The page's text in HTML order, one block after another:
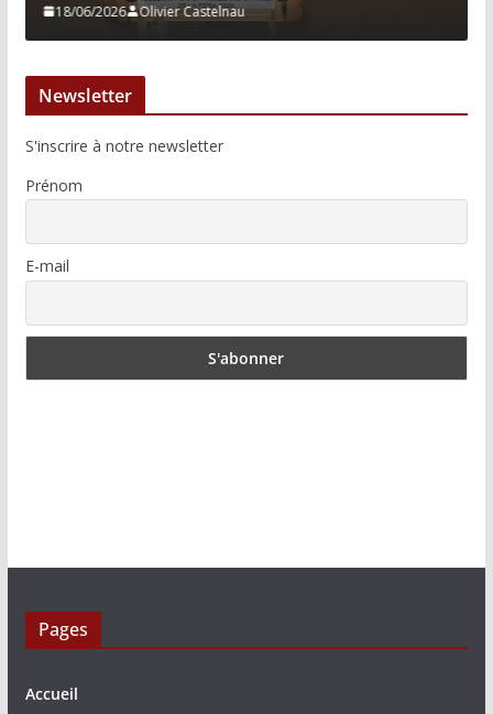
Castelnau
Newsletter
S'inscrire à notre newsletter
Prénom
E-mail
Pages
Accueil